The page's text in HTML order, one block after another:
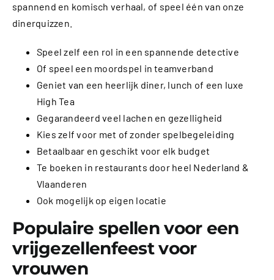
spannend en komisch verhaal, of speel één van onze
dinerquizzen.
Speel zelf een rol in een spannende detective
Of speel een moordspel in teamverband
Geniet van een heerlijk diner, lunch of een luxe
High Tea
Gegarandeerd veel lachen en gezelligheid
Kies zelf voor met of zonder spelbegeleiding
Betaalbaar en geschikt voor elk budget
Te boeken in restaurants door heel Nederland &
Vlaanderen
Ook mogelijk op eigen locatie
Populaire spellen voor een
vrijgezellenfeest voor
vrouwen